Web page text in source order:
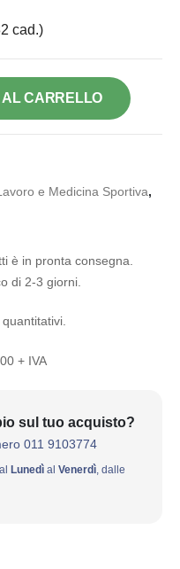
cad.)
AL CARRELLO
e Medicina Sportiva,
è in pronta consegna.
di 2-3 giorni.
+ IVA
sul tuo acquisto?
011 9103774
Lunedì al Venerdì , dalle